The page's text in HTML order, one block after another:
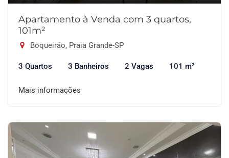
Apartamento à Venda com 3 quartos,
101m²
Boqueirão, Praia Grande-SP
3 Quartos 3 Banheiros 2 Vagas 101 m²
Mais informações